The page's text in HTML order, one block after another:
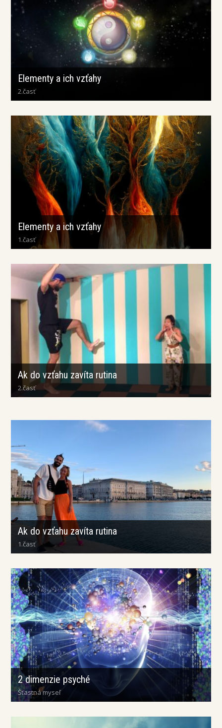
Elementy a ich vzťahy
2.časť
Elementy a ich vzťahy
1.časť
Ak do vzťahu zavíta rutina
2.časť
Ak do vzťahu zavíta rutina
1.časť
2 dimenzie psyché
Šťastná myseľ